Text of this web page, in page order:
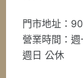
門市地址：
營業時間：
週日 公休